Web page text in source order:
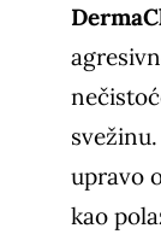
upravo
kao